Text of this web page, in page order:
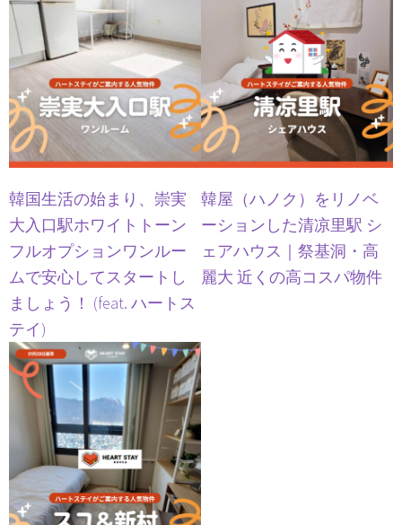
韓国生活の始まり、崇実
大入口駅ホワイトトーン
フルオプションワンルー
ムで安心してスタートし
ましょう！ (feat. ハートス
テイ)
韓屋（ハノク）をリノベ
ーションした清凉里駅 シ
ェアハウス｜祭基洞・高
麗大 近くの高コスパ物件